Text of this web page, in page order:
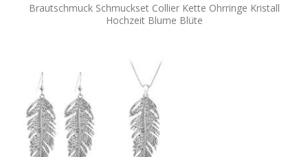
Brautschmuck Schmuckset Collier Kette Ohrringe Kristall
Hochzeit Blume Blüte